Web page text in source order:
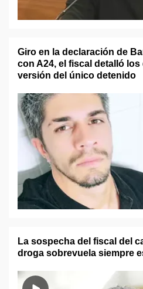
Giro en la declaración de
con A24, el fiscal detalló los
versión del único detenido
La sospecha del fiscal del
droga sobrevuela siempre